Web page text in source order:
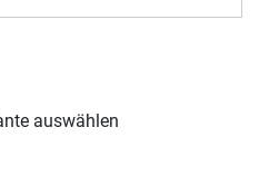
auswählen